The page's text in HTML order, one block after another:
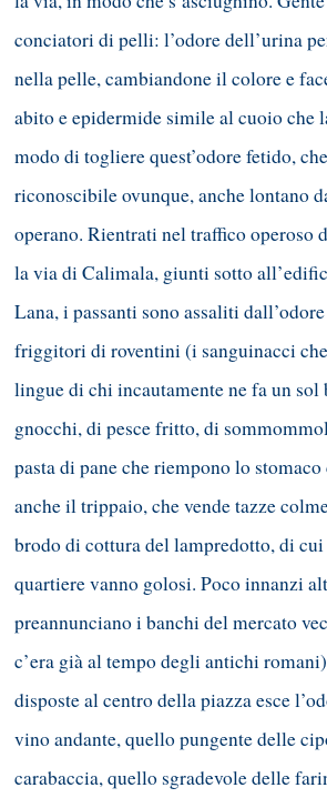
conciatori di pelli: l’odore dell’urina
nella pelle, cambiandone il colore e
abito e epidermide simile al cuoio che
modo di togliere quest’odore fetido,
riconoscibile ovunque, anche lontano
operano. Rientrati nel traffico operoso
la via di Calimala, giunti sotto
Lana, i passanti sono assaliti
friggitori di roventini (i sanguinacci
lingue di chi incautamente ne fa un sol
gnocchi, di pesce fritto, di
pasta di pane che riempono lo stomaco
anche il trippaio, che vende tazze
brodo di cottura del lampredotto, di
quartiere vanno golosi. Poco innanzi
preannunciano i banchi del mercato
c’era già al tempo degli antichi
disposte al centro della piazza esce
vino andante, quello pungente delle
carabaccia, quello sgradevole delle